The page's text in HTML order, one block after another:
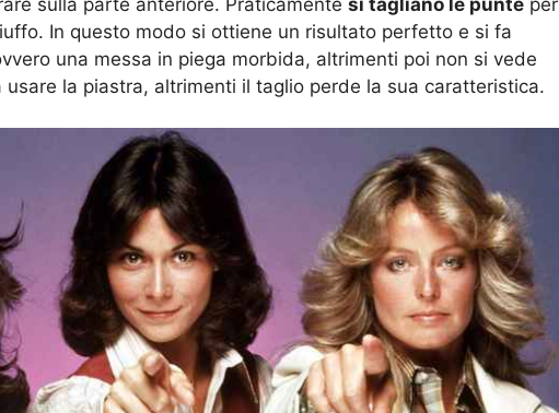
In questo modo si ottiene un risultato perfetto e si fa
una messa in piega morbida, altrimenti poi non si vede
usare la piastra, altrimenti il taglio perde la sua caratteristica.